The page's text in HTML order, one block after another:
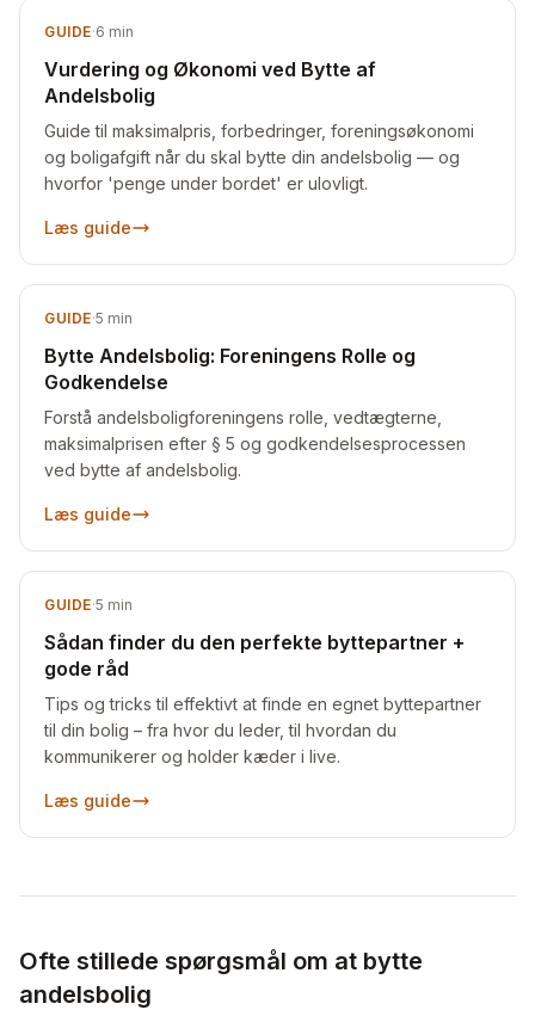
GUIDE·6 min
Vurdering og Økonomi ved Bytte af
Andelsbolig
Guide til maksimalpris, forbedringer, foreningsøkonomi
og boligafgift når du skal bytte din andelsbolig — og
hvorfor 'penge under bordet' er ulovligt.
Læs guide
GUIDE·5 min
Bytte Andelsbolig: Foreningens Rolle og
Godkendelse
Forstå andelsboligforeningens rolle, vedtægterne,
maksimalprisen efter § 5 og godkendelsesprocessen
ved bytte af andelsbolig.
Læs guide
GUIDE·5 min
Sådan finder du den perfekte byttepartner +
gode råd
Tips og tricks til effektivt at finde en egnet byttepartner
til din bolig – fra hvor du leder, til hvordan du
kommunikerer og holder kæder i live.
Læs guide
Ofte stillede spørgsmål om at bytte
andelsbolig